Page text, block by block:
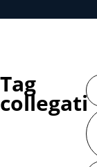
Tag
collegati